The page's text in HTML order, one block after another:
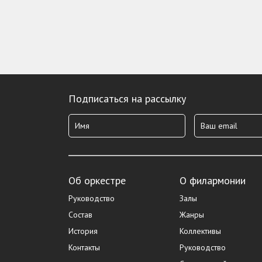
Подписаться на рассылку
Об оркестре
Руководство
Состав
История
Контакты
О филармонии
Залы
Жанры
Коллективы
Руководство